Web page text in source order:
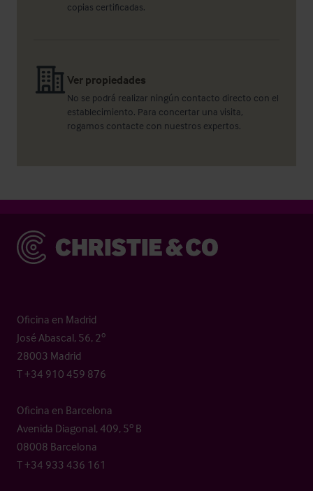
copias certificadas.
Ver propiedades
No se podrá realizar ningún contacto directo con el
establecimiento. Para concertar una visita,
rogamos contacte con nuestros expertos.
Christie & Co
Oficina en Madrid
José Abascal, 56, 2º
28003 Madrid
T +34 910 459 876
Oficina en Barcelona
Avenida Diagonal, 409, 5º B
08008 Barcelona
T +34 933 436 161